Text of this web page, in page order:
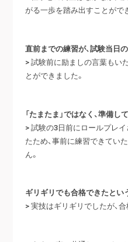
がる一歩を踏み出すことがで
直前までの練習が、試験当日
> 試験前に励ましの言葉もい
とができました。
「たまたま」ではなく、準備
> 試験の3日前にロールプレ
たため、事前に練習できてい
ん。
ギリギリでも合格できたとい
> 実技はギリギリでしたが、合